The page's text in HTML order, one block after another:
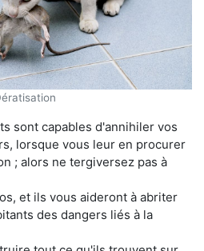
sont capables d'annihiler vos
lorsque vous leur en procurer
; alors ne tergiversez pas à
et ils vous aideront à abriter
des dangers liés à la